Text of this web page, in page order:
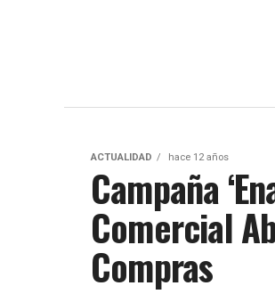
ACTUALIDAD hace 12 años
Campaña
Comercial
Compras